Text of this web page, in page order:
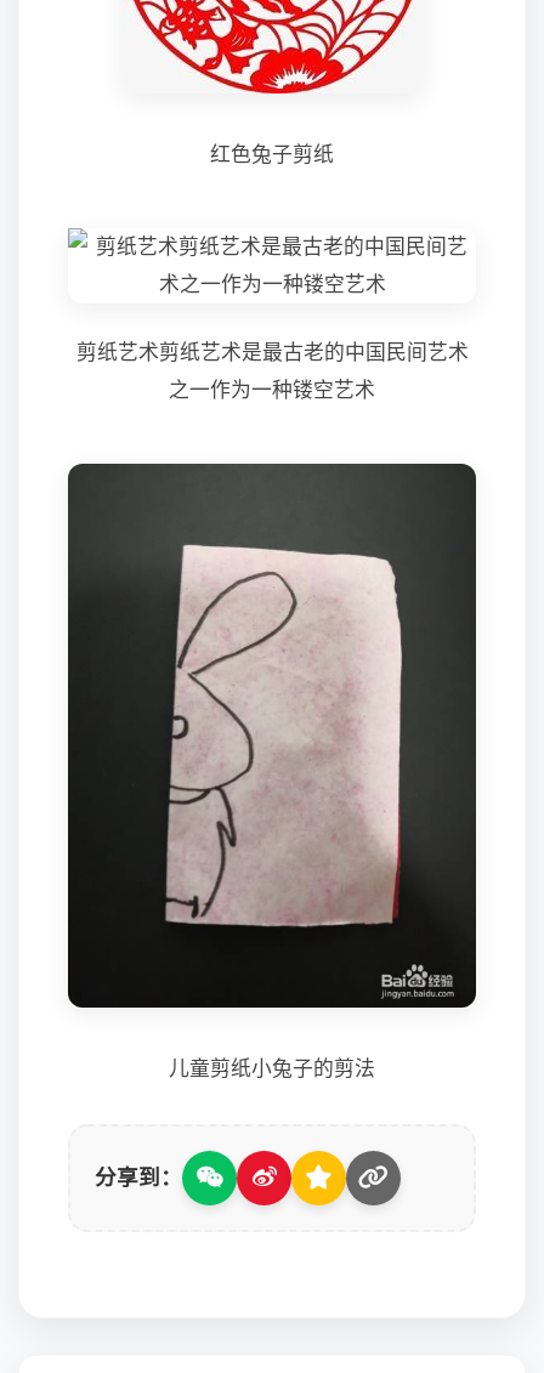
红色兔子剪纸
剪纸艺术剪纸艺术是最古老的中国民间艺术
之一作为一种镂空艺术
儿童剪纸小兔子的剪法
分享到：